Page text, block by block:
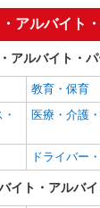
車通勤OK
社会保険あり
アルバイト
アルバイト・
教育・保育
医療・介護
ドライバー
イト・アルバ